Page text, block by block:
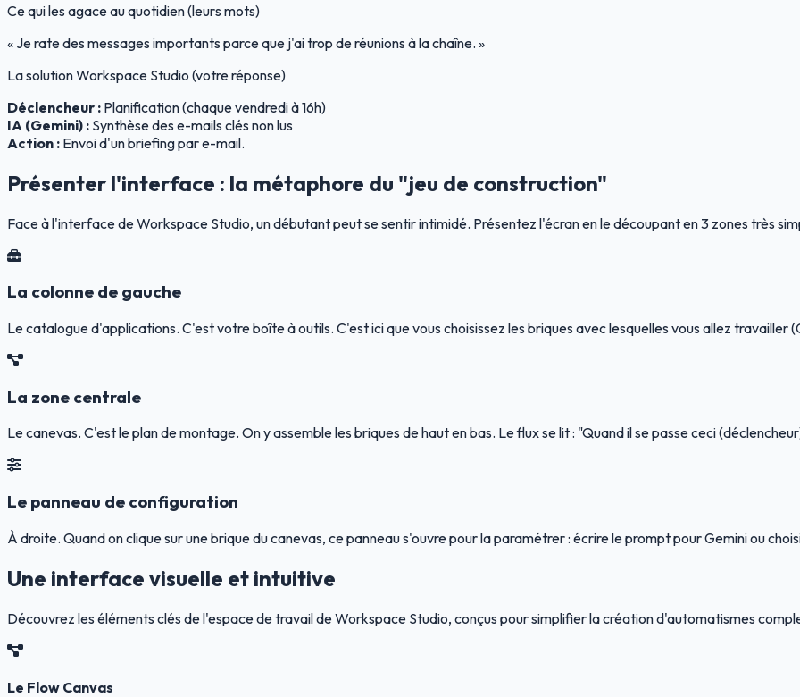
Ce qui les agace au quotidien (leurs mots)
« Je rate des messages importants parce que j'ai trop de réunions à la chaîne. »
La solution Workspace Studio (votre réponse)
Déclencheur : Planification (chaque vendredi à 16h)
IA (Gemini) : Synthèse des e-mails clés non lus
Action : Envoi d'un briefing par e-mail.
Présenter l'interface : la métaphore du "jeu de construction"
Face à l'interface de Workspace Studio, un débutant peut se sentir intimidé. Présentez l'écran en le découpant en 3 zones très
La colonne de gauche
Le catalogue d'applications. C'est votre boîte à outils. C'est ici que vous choisissez les briques avec lesquelles vous allez travailler
La zone centrale
Le canevas. C'est le plan de montage. On y assemble les briques de haut en bas. Le flux se lit : "Quand il se passe ceci
Le panneau de configuration
À droite. Quand on clique sur une brique du canevas, ce panneau s'ouvre pour la paramétrer : écrire le prompt pour Gemini ou
Une interface visuelle et intuitive
Découvrez les éléments clés de l'espace de travail de Workspace Studio, conçus pour simplifier la création d'automatismes
Le Flow Canvas